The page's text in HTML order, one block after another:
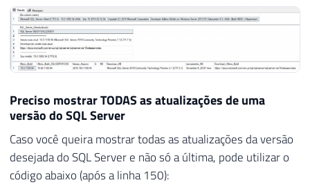
92
93
94
95
96
98
99
100
101
102
WHEN '15' THEN '2019'
ELSE '2019'
END)
END
SELECT
SET @xml = @resposta
Preciso mostrar TODAS as atualizações de uma
versão do SQL Server
Caso você queira mostrar todas as atualizações da versão
desejada do SQL Server e não só a última, pode utilizar o
código abaixo (após a linha 150):